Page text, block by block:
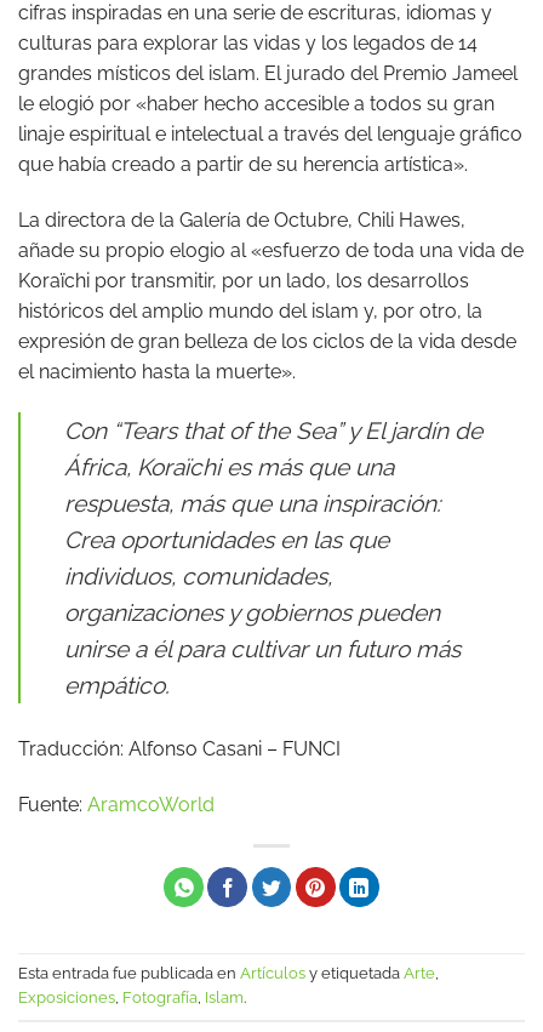
cifras inspiradas en una serie de escrituras, idiomas y
culturas para explorar las vidas y los legados de 14
grandes místicos del islam. El jurado del Premio Jameel
le elogió por «haber hecho accesible a todos su gran
linaje espiritual e intelectual a través del lenguaje gráfico
que había creado a partir de su herencia artística».
La directora de la Galería de Octubre, Chili Hawes,
añade su propio elogio al «esfuerzo de toda una vida de
Koraïchi por transmitir, por un lado, los desarrollos
históricos del amplio mundo del islam y, por otro, la
expresión de gran belleza de los ciclos de la vida desde
el nacimiento hasta la muerte».
Con “Tears that of the Sea” y El jardín de
África, Koraïchi es más que una
respuesta, más que una inspiración:
Crea oportunidades en las que
individuos, comunidades,
organizaciones y gobiernos pueden
unirse a él para cultivar un futuro más
empático.
Traducción: Alfonso Casani – FUNCI
Fuente: AramcoWorld
Esta entrada fue publicada en Artículos y etiquetada Arte,
Exposiciones, Fotografía, Islam.